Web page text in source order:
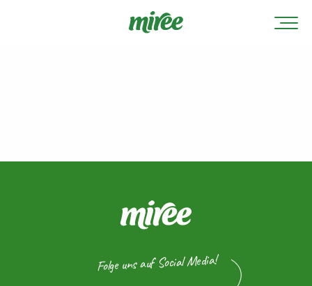
Folge uns auf Social Media!